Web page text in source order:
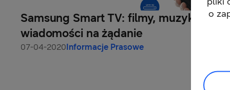
Samsung Smart TV: filmy, muzyka i
wiadomości na żądanie
07-04-2020Informacje Prasowe
o